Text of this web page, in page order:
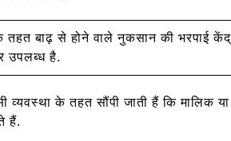
बाढ़ से होने वाले नुकसान की भरपाई केंद्र
उपलब्ध है.
के तहत सौंपी जाती हैं कि मालिक या
हैं.